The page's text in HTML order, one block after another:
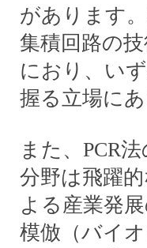
があります
集積回路の
におり、い
握る立場にあ
また、PCR
分野は飛躍
よる産業発
模倣（バイ